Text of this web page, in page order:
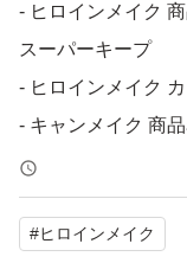
- ヒロインメイク
スーパーキープ
- ヒロインメイク
- キャンメイク 商
- キャンメイク カ
- 筆先サイズ:
- 特徴: ウォーター
#ヒロインメイク